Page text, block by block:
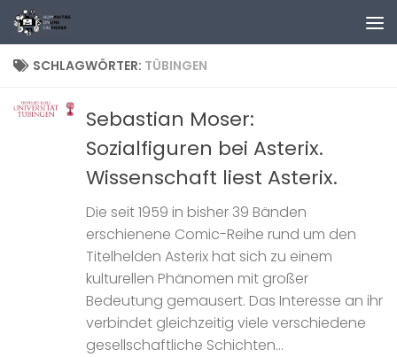
Zum Inhalt springen
SCHLAGWÖRTER: TÜBINGEN
Sebastian Moser:
Sozialfiguren bei Asterix.
Wissenschaft liest Asterix.
Die seit 1959 in bisher 39 Bänden
erschienene Comic-Reihe rund um den
Titelhelden Asterix hat sich zu einem
kulturellen Phänomen mit großer
Bedeutung gemausert. Das Interesse an ihr
verbindet gleichzeitig viele verschiedene
gesellschaftliche Schichten...